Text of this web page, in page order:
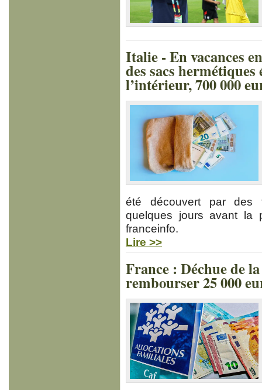
Italie - En vacances
des sacs
l’intérieur, 700 000
été découvert par des
quelques jours avant la
franceinfo.
Lire >>
France : Déchue de
rembourser 25 000